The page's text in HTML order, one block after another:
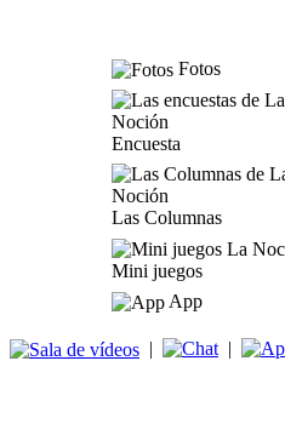
Fotos
Encuesta
Las Columnas
Mini juegos
App
| |